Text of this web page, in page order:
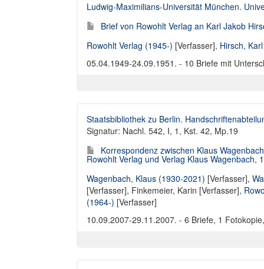
Ludwig-Maximilians-Universität München.
Brief von Rowohlt Verlag an Karl Jakob
Rowohlt Verlag (1945-) [Verfasser], Hirsch,
05.04.1949-24.09.1951. - 10 Briefe mit
Staatsbibliothek zu Berlin.
Signatur: Nachl. 542, I, 1, Kst. 42, Mp.19
Korrespondenz zwischen Klaus
Rowohlt Verlag und Verlag Klaus Wagenbach,
Wagenbach, Klaus (1930-2021) [Verfasser],
[Verfasser], Finkemeier, Karin [Verfasser],
(1964-) [Verfasser]
10.09.2007-29.11.2007. - 6 Briefe, 1